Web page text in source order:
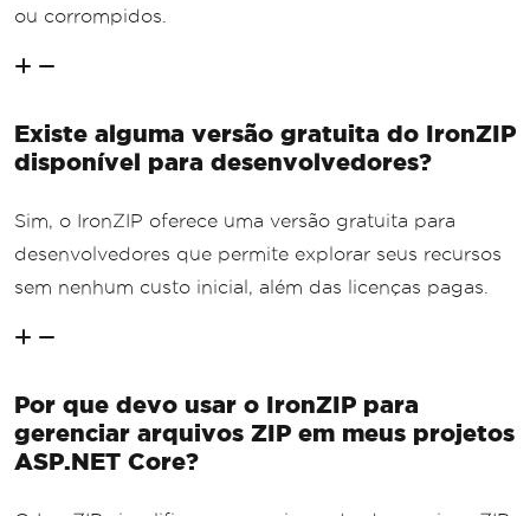
ou corrompidos.
Existe alguma versão gratuita do IronZIP
disponível para desenvolvedores?
Sim, o IronZIP oferece uma versão gratuita para
desenvolvedores que permite explorar seus recursos
sem nenhum custo inicial, além das licenças pagas.
Por que devo usar o IronZIP para
gerenciar arquivos ZIP em meus projetos
ASP.NET Core?